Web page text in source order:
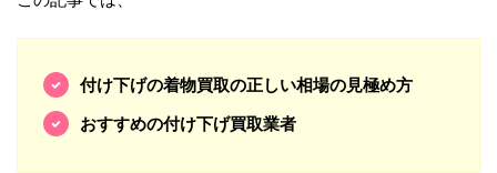
付け下げの着物買取の正しい相場の見極め方
おすすめの付け下げ買取業者